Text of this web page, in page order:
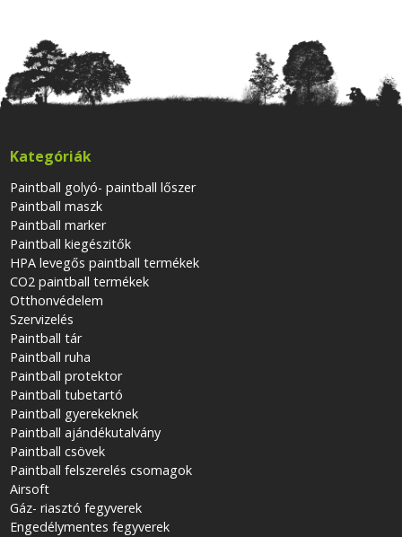
Kategóriák
Paintball golyó- paintball lőszer
Paintball maszk
Paintball marker
Paintball kiegészitők
HPA levegős paintball termékek
CO2 paintball termékek
Otthonvédelem
Szervizelés
Paintball tár
Paintball ruha
Paintball protektor
Paintball tubetartó
Paintball gyerekeknek
Paintball ajándékutalvány
Paintball csövek
Paintball felszerelés csomagok
Airsoft
Gáz- riasztó fegyverek
Engedélymentes fegyverek